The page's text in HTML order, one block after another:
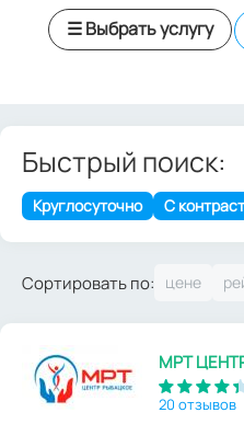
☰ Выбрать услугу
Быстрый поиск:
Круглосуточно С
Сортировать по:
МРТ
20 отзывов